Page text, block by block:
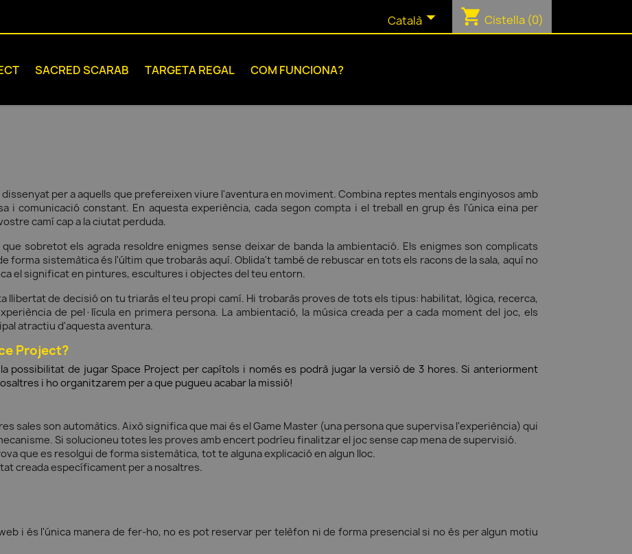
Català shopping_cart Cistella (0)
SACRED SCARAB TARGETA REGAL COM FUNCIONA?
per a aquells que prefereixen viure l'aventura en moviment. Combina reptes mentals enginyosos amb
i comunicació constant. En aquesta experiència, cada segon compta i el treball en grup és l'única eina per
camí cap a la ciutat perduda.
sobretot els agrada resoldre enigmes sense deixar de banda la ambientació. Els enigmes son complicats
forma sistemàtica és l'últim que trobaràs aquí. Oblida't també de rebuscar en tots els racons de la sala, aquí no
el significat en pintures, escultures i objectes del teu entorn.
llibertat de decisió on tu triaràs el teu propi camí. Hi trobaràs proves de tots els tipus: habilitat, lògica, recerca,
de pel·lícula en primera persona. La ambientació, la música creada per a cada moment del joc, els
atractiu d'aquesta aventura.
Project?
possibilitat de jugar Space Project per capítols i només es podrà jugar la versió de 3 hores. Si anteriorment
i ho organitzarem per a que pugueu acabar la missió!
sales son automàtics. Això significa que mai és el Game Master (una persona que supervisa l'experiència) qui
Si solucioneu totes les proves amb encert podríeu finalitzar el joc sense cap mena de supervisió.
que es resolgui de forma sistemàtica, tot te alguna explicació en algun lloc.
creada específicament per a nosaltres.
i és l'única manera de fer-ho, no es pot reservar per telèfon ni de forma presencial si no és per algun motiu